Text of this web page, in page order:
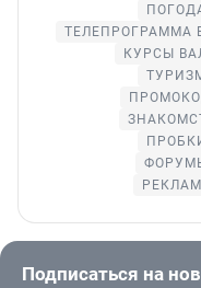
ТЕЛЕПРОГРАММА
КУРСЫ
Подписаться на